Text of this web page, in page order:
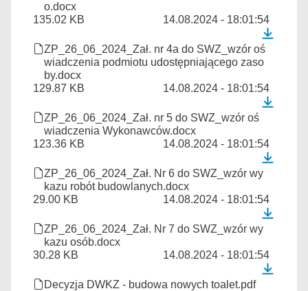
o.docx
135.02 KB
14.08.2024 - 18:01:54
ZP_26_06_2024_Zał. nr 4a do SWZ_wzór oś
wiadczenia podmiotu udostępniającego zaso
by.docx
129.87 KB
14.08.2024 - 18:01:54
ZP_26_06_2024_Zał. nr 5 do SWZ_wzór oś
wiadczenia Wykonawców.docx
123.36 KB
14.08.2024 - 18:01:54
ZP_26_06_2024_Zał. Nr 6 do SWZ_wzór wy
kazu robót budowlanych.docx
29.00 KB
14.08.2024 - 18:01:54
ZP_26_06_2024_Zał. Nr 7 do SWZ_wzór wy
kazu osób.docx
30.28 KB
14.08.2024 - 18:01:54
Decyzja DWKZ - budowa nowych toalet.pdf